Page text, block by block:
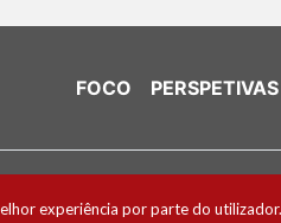
FOCO PERSPETIVAS
experiência por parte do